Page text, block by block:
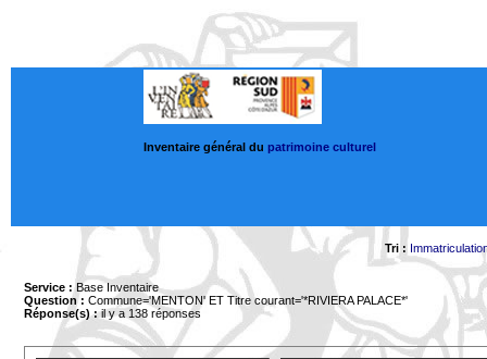
Inventaire général du patrimoine culturel
Tri :
Service : Base Inventaire
Question : Commune='MENTON' ET Titre courant='*RIVIERA PALACE*'
Réponse(s) :il y a 138 réponses